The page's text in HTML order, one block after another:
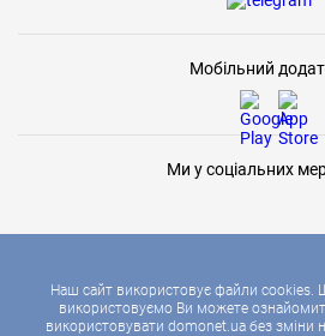
Наш сайт використовує файли cookies.
використовуємо Ви можете
використовувати domonet.ua без зміни
Мобільний
Ми у соціальних